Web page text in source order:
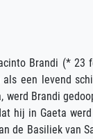
Brandi (* 23
een levend
werd Brandi
hij in Gaeta
de Basiliek van